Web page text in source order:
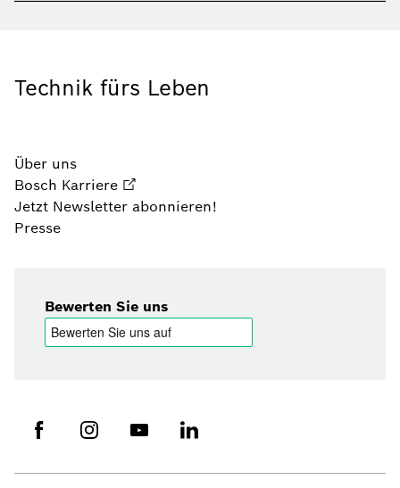
Technik fürs Leben
Über uns
Bosch Karriere
Jetzt Newsletter abonnieren!
Presse
Bewerten Sie uns